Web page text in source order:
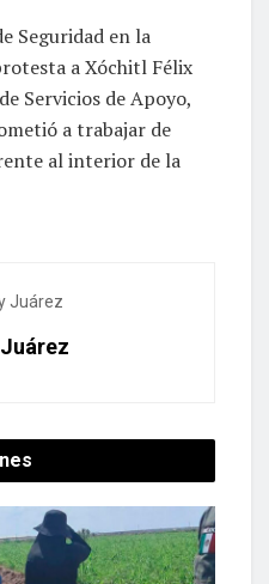
Seguridad en la
a Xóchitl Félix
Servicios de Apoyo,
a trabajar de
al interior de la